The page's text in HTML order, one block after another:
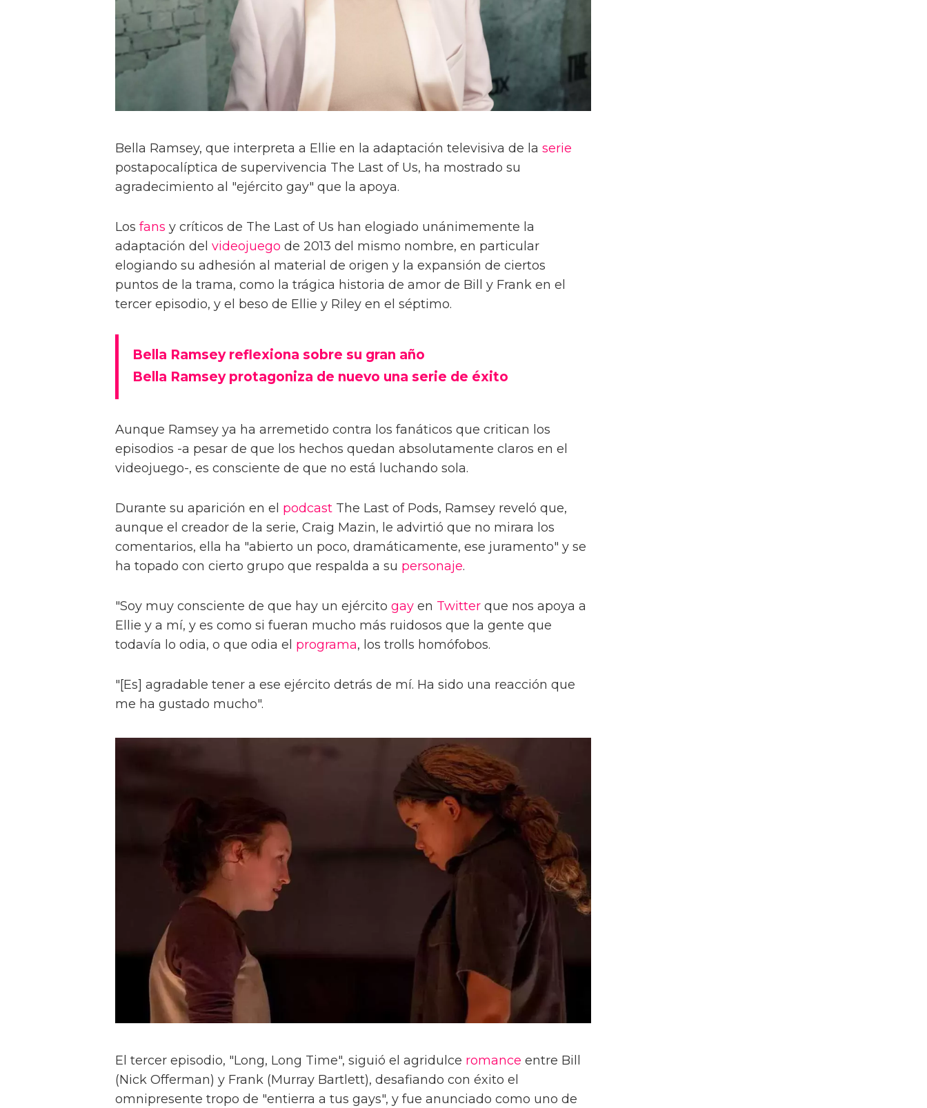
Bella Ramsey, que interpreta a Ellie en la adaptación televisiva de la serie
postapocalíptica de supervivencia The Last of Us, ha mostrado su
agradecimiento al "ejército gay" que la apoya.
Los fans y críticos de The Last of Us han elogiado unánimemente la
adaptación del videojuego de 2013 del mismo nombre, en particular
elogiando su adhesión al material de origen y la expansión de ciertos
puntos de la trama, como la trágica historia de amor de Bill y Frank en el
tercer episodio, y el beso de Ellie y Riley en el séptimo.
Bella Ramsey reflexiona sobre su gran año
Bella Ramsey protagoniza de nuevo una serie de éxito
Aunque Ramsey ya ha arremetido contra los fanáticos que critican los
episodios -a pesar de que los hechos quedan absolutamente claros en el
videojuego-, es consciente de que no está luchando sola.
Durante su aparición en el podcast The Last of Pods, Ramsey reveló que,
aunque el creador de la serie, Craig Mazin, le advirtió que no mirara los
comentarios, ella ha "abierto un poco, dramáticamente, ese juramento" y se
ha topado con cierto grupo que respalda a su personaje.
"Soy muy consciente de que hay un ejército gay en Twitter que nos apoya a
Ellie y a mí, y es como si fueran mucho más ruidosos que la gente que
todavía lo odia, o que odia el programa, los trolls homófobos.
"[Es] agradable tener a ese ejército detrás de mí. Ha sido una reacción que
me ha gustado mucho".
El tercer episodio, "Long, Long Time", siguió el agridulce romance entre Bill
(Nick Offerman) y Frank (Murray Bartlett), desafiando con éxito el
omnipresente tropo de "entierra a tus gays", y fue anunciado como uno de